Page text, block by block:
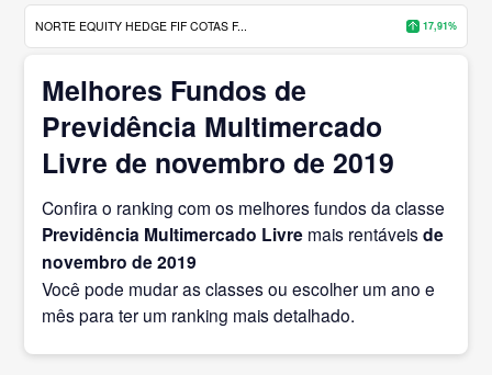
NORTE EQUITY HEDGE FIF COTAS F... 17,91%
Melhores Fundos de
Previdência Multimercado
Livre de novembro de 2019
Confira o ranking com os melhores fundos da classe
Previdência Multimercado Livre mais rentáveisde
novembro de 2019
Você pode mudar as classes ou escolher um ano e
mês para ter um ranking mais detalhado.